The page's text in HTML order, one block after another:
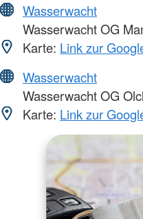
Wasserwacht
Wasserwacht OG
Karte: Link zur
Wasserwacht
Wasserwacht OG
Karte: Link zur